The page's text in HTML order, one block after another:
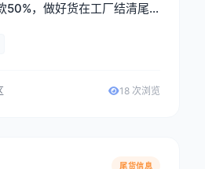
50%，做好货在工厂结清尾
号》
18 次浏览
尾货信息